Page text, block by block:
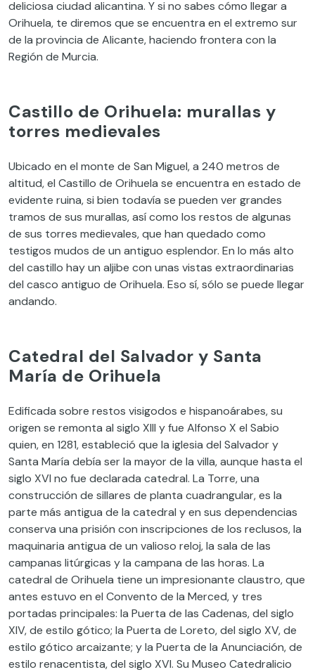
deliciosa ciudad alicantina. Y si no sabes cómo llegar a
Orihuela, te diremos que se encuentra en el extremo sur
de la provincia de Alicante, haciendo frontera con la
Región de Murcia.
Castillo de Orihuela: murallas y
torres medievales
Ubicado en el monte de San Miguel, a 240 metros de
altitud, el Castillo de Orihuela se encuentra en estado de
evidente ruina, si bien todavía se pueden ver grandes
tramos de sus murallas, así como los restos de algunas
de sus torres medievales, que han quedado como
testigos mudos de un antiguo esplendor. En lo más alto
del castillo hay un aljibe con unas vistas extraordinarias
del casco antiguo de Orihuela. Eso sí, sólo se puede llegar
andando.
Catedral del Salvador y Santa
María de Orihuela
Edificada sobre restos visigodos e hispanoárabes, su
origen se remonta al siglo XIII y fue Alfonso X el Sabio
quien, en 1281, estableció que la iglesia del Salvador y
Santa María debía ser la mayor de la villa, aunque hasta el
siglo XVI no fue declarada catedral. La Torre, una
construcción de sillares de planta cuadrangular, es la
parte más antigua de la catedral y en sus dependencias
conserva una prisión con inscripciones de los reclusos, la
maquinaria antigua de un valioso reloj, la sala de las
campanas litúrgicas y la campana de las horas. La
catedral de Orihuela tiene un impresionante claustro, que
antes estuvo en el Convento de la Merced, y tres
portadas principales: la Puerta de las Cadenas, del siglo
XIV, de estilo gótico; la Puerta de Loreto, del siglo XV, de
estilo gótico arcaizante; y la Puerta de la Anunciación, de
estilo renacentista, del siglo XVI. Su Museo Catedralicio